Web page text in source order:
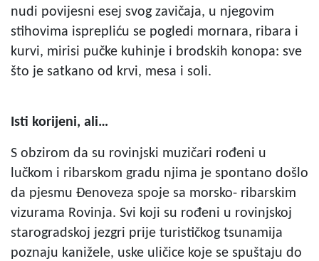
nudi povijesni esej svog zavičaja, u njegovim
stihovima isprepliću se pogledi mornara, ribara i
kurvi, mirisi pučke kuhinje i brodskih konopa: sve
što je satkano od krvi, mesa i soli.
Isti korijeni, ali…
S obzirom da su rovinjski muzičari rođeni u
lučkom i ribarskom gradu njima je spontano došlo
da pjesmu Đenoveza spoje sa morsko- ribarskim
vizurama Rovinja. Svi koji su rođeni u rovinjskoj
starogradskoj jezgri prije turističkog tsunamija
poznaju kanižele, uske uličice koje se spuštaju do